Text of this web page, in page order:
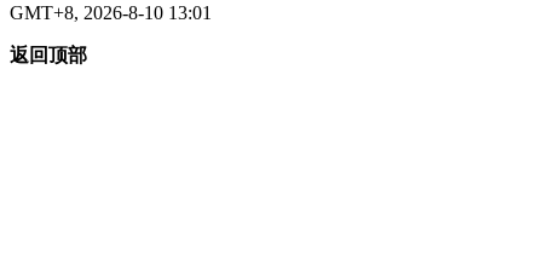
GMT+8, 2026-8-10 13:01
返回顶部